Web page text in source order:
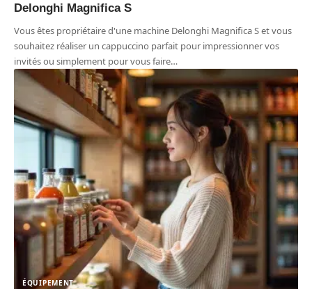
Delonghi Magnifica S
Vous êtes propriétaire d'une machine Delonghi Magnifica S et vous
souhaitez réaliser un cappuccino parfait pour impressionner vos
invités ou simplement pour vous faire…
ÉQUIPEMENT